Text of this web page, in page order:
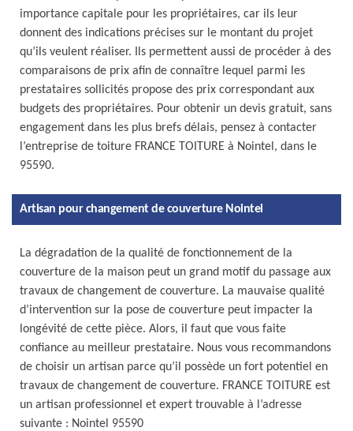
importance capitale pour les propriétaires, car ils leur
donnent des indications précises sur le montant du projet
qu’ils veulent réaliser. Ils permettent aussi de procéder à des
comparaisons de prix afin de connaître lequel parmi les
prestataires sollicités propose des prix correspondant aux
budgets des propriétaires. Pour obtenir un devis gratuit, sans
engagement dans les plus brefs délais, pensez à contacter
l’entreprise de toiture FRANCE TOITURE à Nointel, dans le
95590.
Artisan pour changement de couverture Nointel
La dégradation de la qualité de fonctionnement de la
couverture de la maison peut un grand motif du passage aux
travaux de changement de couverture. La mauvaise qualité
d’intervention sur la pose de couverture peut impacter la
longévité de cette pièce. Alors, il faut que vous faite
confiance au meilleur prestataire. Nous vous recommandons
de choisir un artisan parce qu’il possède un fort potentiel en
travaux de changement de couverture. FRANCE TOITURE est
un artisan professionnel et expert trouvable à l’adresse
suivante : Nointel 95590